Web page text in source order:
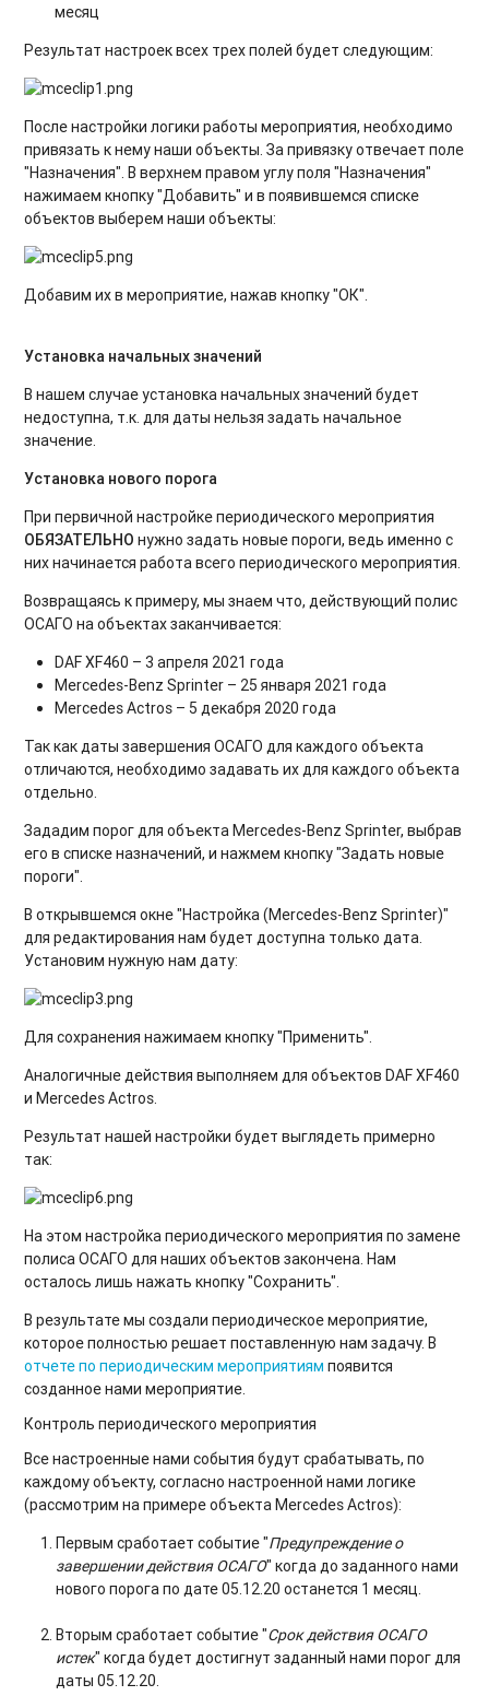
месяц
Результат настроек всех трех полей будет следующим:
После настройки логики работы мероприятия, необходимо
привязать к нему наши объекты. За привязку отвечает поле
"Назначения". В верхнем правом углу поля "Назначения"
нажимаем кнопку "Добавить" и в появившемся списке
объектов выберем наши объекты:
Добавим их в мероприятие, нажав кнопку "ОК".
Установка начальных значений
В нашем случае установка начальных значений будет
недоступна, т.к. для даты нельзя задать начальное
значение.
Установка нового порога
При первичной настройке периодического мероприятия
ОБЯЗАТЕЛЬНО нужно задать новые пороги, ведь именно с
них начинается работа всего периодического мероприятия.
Возвращаясь к примеру, мы знаем что, действующий полис
ОСАГО на объектах заканчивается:
DAF XF460 – 3 апреля 2021 года
Mercedes-Benz Sprinter – 25 января 2021 года
Mercedes Actros – 5 декабря 2020 года
Так как даты завершения ОСАГО для каждого объекта
отличаются, необходимо задавать их для каждого объекта
отдельно.
Зададим порог для объекта Mercedes-Benz Sprinter, выбрав
его в списке назначений, и нажмем кнопку "Задать новые
пороги".
В открывшемся окне "Настройка (Mercedes-Benz Sprinter)"
для редактирования нам будет доступна только дата.
Установим нужную нам дату:
Для сохранения нажимаем кнопку "Применить".
Аналогичные действия выполняем для объектов DAF XF460
и Mercedes Actros.
Результат нашей настройки будет выглядеть примерно
так:
На этом настройка периодического мероприятия по замене
полиса ОСАГО для наших объектов закончена. Нам
осталось лишь нажать кнопку "Сохранить".
В результате мы создали периодическое мероприятие,
которое полностью решает поставленную нам задачу. В
отчете по периодическим мероприятиям появится
созданное нами мероприятие.
Контроль периодического мероприятия
Все настроенные нами события будут срабатывать, по
каждому объекту, согласно настроенной нами логике
(рассмотрим на примере объекта Mercedes Actros):
Первым сработает событие "Предупреждение о
завершении действия ОСАГО" когда до заданного нами
нового порога по дате 05.12.20 останется 1 месяц.
Вторым сработает событие "Срок действия ОСАГО
истек" когда будет достигнут заданный нами порог для
даты 05.12.20.